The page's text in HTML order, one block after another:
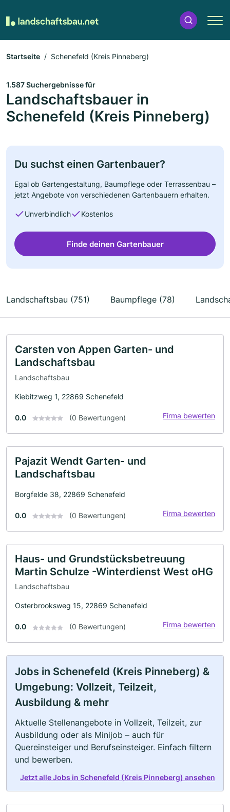
Startseite Schenefeld (Kreis Pinneberg)
1.587 Suchergebnisse für
Landschaftsbauer in
Schenefeld (Kreis Pinneberg)
Du suchst einen Gartenbauer?
Egal ob Gartengestaltung, Baumpflege oder Terrassenbau –
jetzt Angebote von verschiedenen Gartenbauern erhalten.
Unverbindlich Kostenlos
Finde deinen Gartenbauer
Landschaftsbau (751) Baumpflege (78)
Carsten von Appen Garten- und
Landschaftsbau
Landschaftsbau
Kiebitzweg 1, 22869 Schenefeld
0.0 (0 Bewertungen) Firma bewerten
Pajazit Wendt Garten- und
Landschaftsbau
Borgfelde 38, 22869 Schenefeld
0.0 (0 Bewertungen) Firma bewerten
Haus- und Grundstücksbetreuung
Martin Schulze -Winterdienst West oHG
Landschaftsbau
Osterbrooksweg 15, 22869 Schenefeld
0.0 (0 Bewertungen) Firma bewerten
Jobs in Schenefeld (Kreis Pinneberg) &
Umgebung: Vollzeit, Teilzeit,
Ausbildung & mehr
Aktuelle Stellenangebote in Vollzeit, Teilzeit, zur
Ausbildung oder als Minijob – auch für
Quereinsteiger und Berufseinsteiger. Einfach filtern
und bewerben.
Jetzt alle Jobs in Schenefeld (Kreis Pinneberg) ansehen